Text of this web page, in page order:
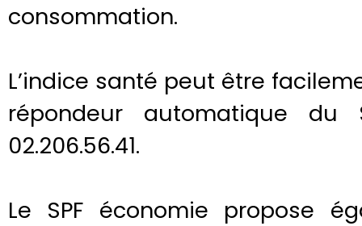
consommation.
L’indice santé peut être
répondeur automatique du
02.206.56.41.
Le SPF économie propose